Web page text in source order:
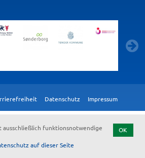
Datenschutz
Impressum
OK
ausschließlich funktionsnotwendige
auf dieser Seite